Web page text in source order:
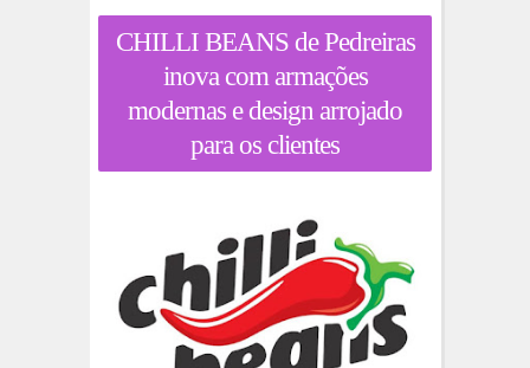
CHILLI BEANS de Pedreiras
inova com armações
modernas e design arrojado
para os clientes